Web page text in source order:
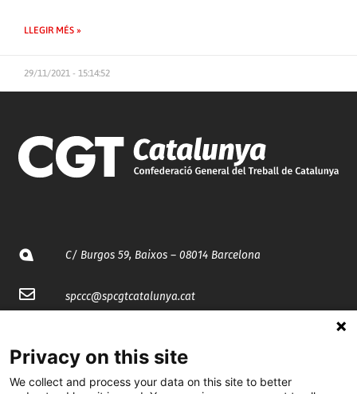
LLEGIR MÉS »
29/11/2021 - 15:14:52
C/ Burgos 59, Baixos – 08014 Barcelona
spccc@spcgtcatalunya.cat
@CGTCatalunya
Privacy on this site
We collect and process your data on this site to better